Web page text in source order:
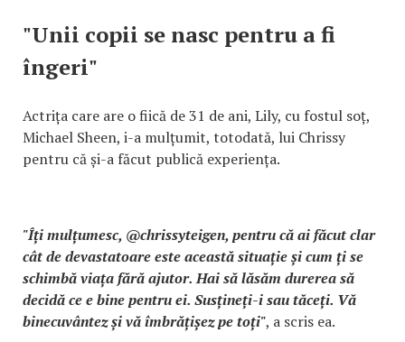
"Unii copii se nasc pentru a fi
îngeri"
Actrița care are o fiică de 31 de ani, Lily, cu fostul soț,
Michael Sheen, i-a mulțumit, totodată, lui Chrissy
pentru că și-a făcut publică experiența.
"Îți mulțumesc, @chrissyteigen, pentru că ai făcut clar
cât de devastatoare este această situație și cum ți se
schimbă viața fără ajutor. Hai să lăsăm durerea să
decidă ce e bine pentru ei. Susțineți-i sau tăceți. Vă
binecuvântez și vă îmbrățișez pe toți", a scris ea.